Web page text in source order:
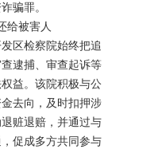
骗罪。
被害人
区检察院始终把追
逮捕、审查起诉等
益。该院积极与公
去向，及时扣押涉
赃退赔，并通过与
促成多方共同参与